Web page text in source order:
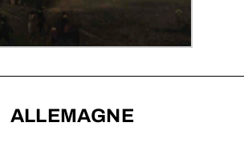
ALLEMAGNE